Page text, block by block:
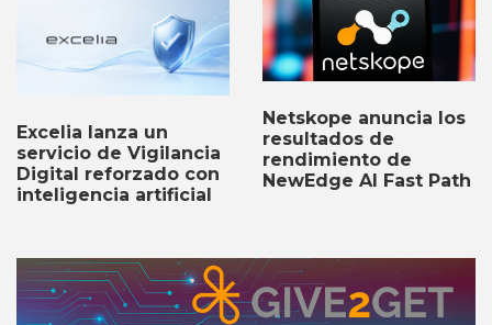
Excelia lanza un
servicio de Vigilancia
Digital reforzado con
inteligencia artificial
Netskope anuncia los
resultados de
rendimiento de
NewEdge AI Fast Path